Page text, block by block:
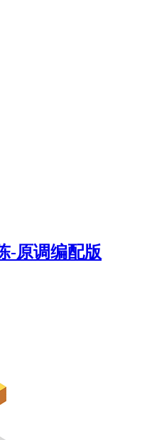
-原调编配版